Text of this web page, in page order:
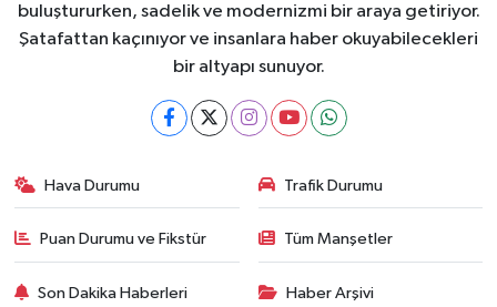
buluştururken, sadelik ve modernizmi bir araya getiriyor.
Şatafattan kaçınıyor ve insanlara haber okuyabilecekleri
bir altyapı sunuyor.
Hava Durumu Trafik Durumu
Puan Durumu ve Fikstür Tüm Manşetler
Son Dakika Haberleri Haber Arşivi